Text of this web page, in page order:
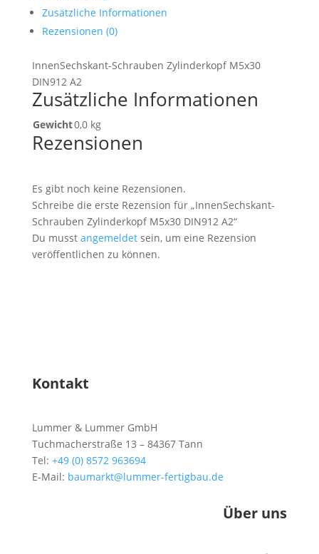
Zusätzliche Informationen
Rezensionen (0)
InnenSechskant-Schrauben Zylinderkopf M5x30
DIN912 A2
Zusätzliche Informationen
Gewicht0,0 kg
Rezensionen
Es gibt noch keine Rezensionen.
Schreibe die erste Rezension für „InnenSechskant-
Schrauben Zylinderkopf M5x30 DIN912 A2“
Du musst angemeldetsein, um eine Rezension
veröffentlichen zu können.
Kontakt
Lummer & Lummer GmbH
Tuchmacherstraße 13 – 84367 Tann
Tel: +49 (0) 8572 963694
E-Mail: baumarkt@lummer-fertigbau.de
Über uns